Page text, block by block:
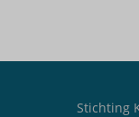
Stichting